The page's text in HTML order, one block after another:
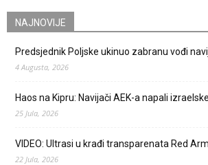
NAJNOVIJE
Predsjednik Poljske ukinuo zabranu vođi
4 Augusta, 2026
Haos na Kipru: Navijači AEK-a napali
25 Jula, 2026
VIDEO: Ultrasi u krađi transparenata Red
22 Jula, 2026